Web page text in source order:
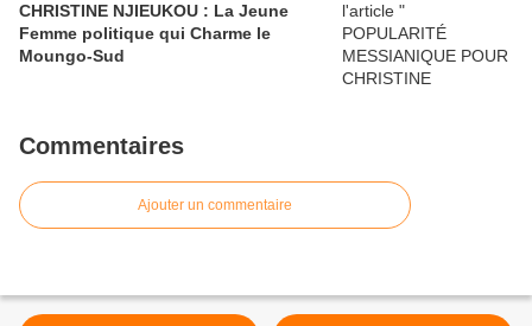
CHRISTINE NJIEUKOU : La Jeune
Femme politique qui Charme le
Moungo-Sud
Commentaires
Ajouter un commentaire